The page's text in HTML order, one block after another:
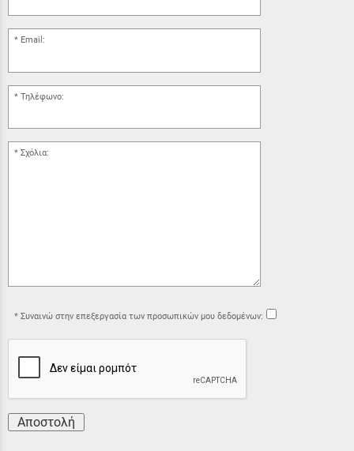
Email:
Τηλέφωνο:
Σχόλια:
Συναινώ στην επεξεργασία των προσωπικών μου δεδομένων:
Αποστολή